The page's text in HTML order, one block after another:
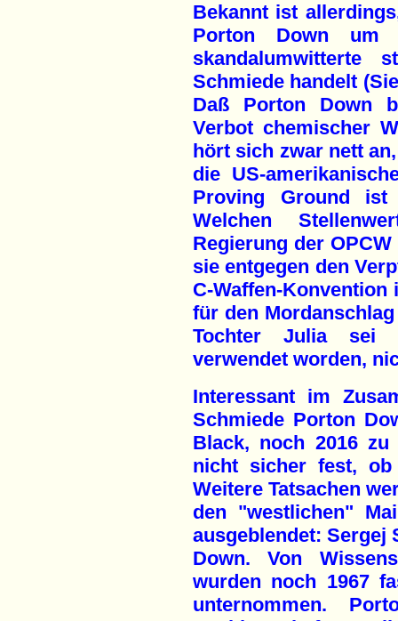
Bekannt ist
Porton Down um
skandalumwitterte
Schmiede handelt
Daß Porton Down
Verbot chemischer
hört sich zwar nett
die US-
Proving Ground
Welchen
Regierung der
sie entgegen den
C-Waffen-
für den
Tochter Julia sei
verwendet worden,
Interessant im
Schmiede Porton
Black, noch 2016
nicht sicher fest,
Weitere Tatsachen
den "westlichen"
ausgeblendet: Sergej
Down. Von
wurden noch 1967
unternommen.